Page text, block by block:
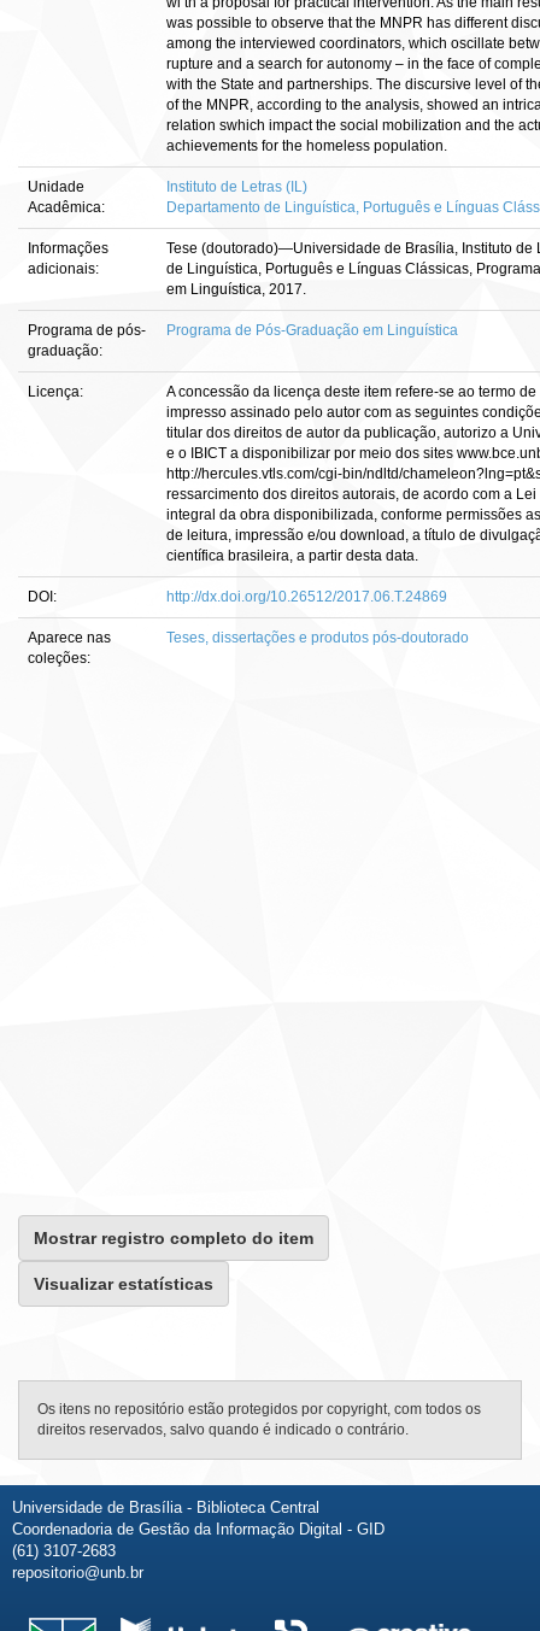
was possible to observe that the MNPR has different
among the interviewed coordinators, which oscillate
rupture and a search for autonomy – in the face of
with the State and partnerships. The discursive level of
of the MNPR, according to the analysis, showed an
relation swhich impact the social mobilization and the
achievements for the homeless population.
Unidade
Acadêmica:
Instituto de Letras (IL)
Departamento de Linguística, Português e Línguas
Informações
adicionais:
Tese (doutorado)—Universidade de Brasília, Instituto de
de Linguística, Português e Línguas Clássicas,
em Linguística, 2017.
Programa de pós-
graduação:
Programa de Pós-Graduação em Linguística
Licença:
A concessão da licença deste item refere-se ao termo
impresso assinado pelo autor com as seguintes
titular dos direitos de autor da publicação, autorizo a
e o IBICT a disponibilizar por meio dos sites
http://hercules.vtls.com/cgi-bin/ndltd/
ressarcimento dos direitos autorais, de acordo com a Lei
integral da obra disponibilizada, conforme permissões
de leitura, impressão e/ou download, a título de
científica brasileira, a partir desta data.
DOI: http://dx.doi.org/10.26512/2017.06.T.24869
Aparece nas
coleções:
Teses, dissertações e produtos pós-doutorado
Mostrar registro completo do item
Visualizar estatísticas
Os itens no repositório estão protegidos por copyright, com todos os
direitos reservados, salvo quando é indicado o contrário.
Universidade de Brasília - Biblioteca Central
Coordenadoria de Gestão da Informação Digital - GID
(61) 3107-2683
repositorio@unb.br